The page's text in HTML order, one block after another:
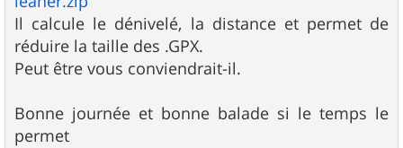
Il calcule le dénivelé, la distance et permet de
réduire la taille des .GPX.
Peut être vous conviendrait-il.
Bonne journée et bonne balade si le temps le
permet